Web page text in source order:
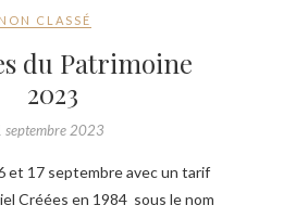
NON CLASSÉ
du Patrimoine
2023
septembre 2023
et 17 septembre avec un tarif
Créées en 1984 sous le nom